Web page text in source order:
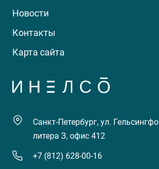
Новости
Контакты
Карта сайта
Санкт-Петербург, ул.
литера З, офис 412
+7 (812) 628-00-16